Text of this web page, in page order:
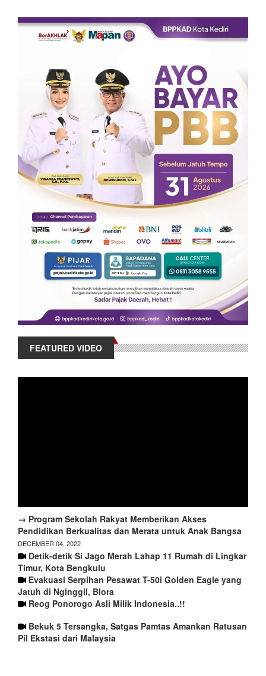
FEATURED VIDEO
→ Program Sekolah Rakyat Memberikan Akses
Pendidikan Berkualitas dan Merata untuk Anak Bangsa
DECEMBER 04, 2022
Detik-detik Si Jago Merah Lahap 11 Rumah di Lingkar
Timur, Kota Bengkulu
Evakuasi Serpihan Pesawat T-50i Golden Eagle yang
Jatuh di Nginggil, Blora
Reog Ponorogo Asli Milik Indonesia..!!
Bekuk 5 Tersangka, Satgas Pamtas Amankan Ratusan
Pil Ekstasi dari Malaysia